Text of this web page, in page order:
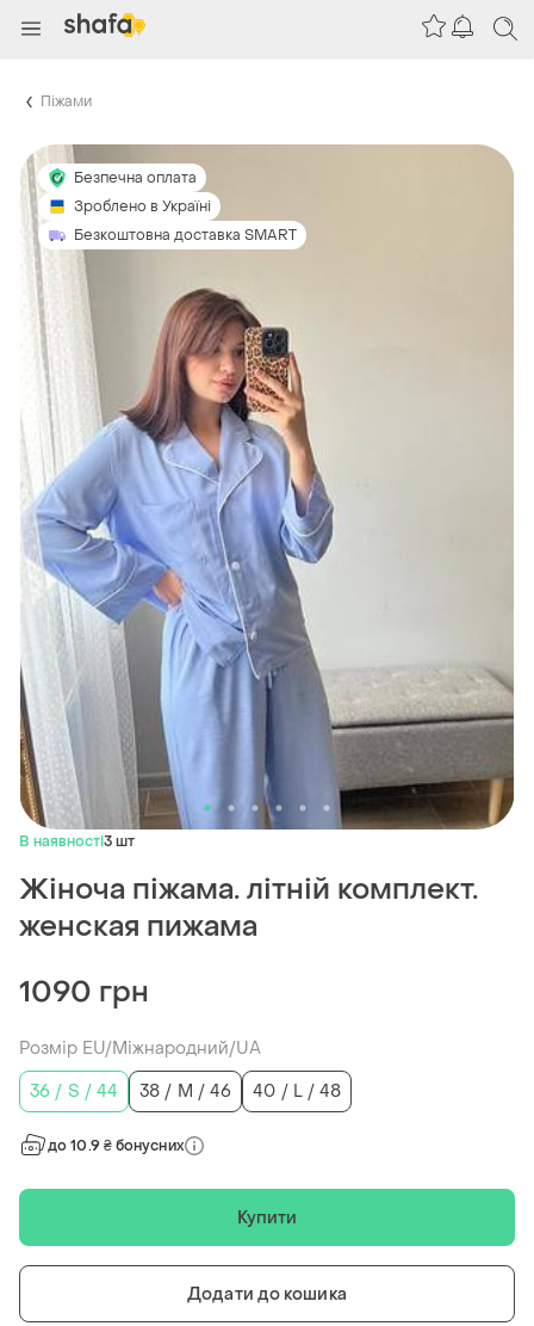
Піжами
Безпечна оплата
Зроблено в Україні
Безкоштовна доставка SMART
В наявності3 шт
Жіноча піжама. літній комплект.
женская пижама
1090 грн
Розмір EU/Міжнародний/UA
36 / S / 44
38 / M / 46 40 / L / 48
до 10.9 ₴ бонусних
Купити
Додати до кошика